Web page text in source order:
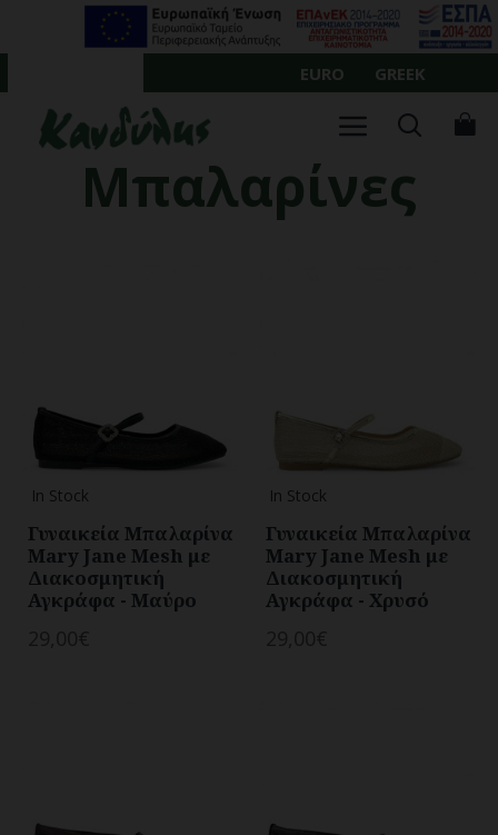
ιστότοπος
περιλαμβάνει
σύστημα
EURO GREEK
Μπαλαρίνες
In Stock
Γυναικεία Μπαλαρίνα
Mary Jane Mesh με
Διακοσμητική
Αγκράφα - Μαύρο
In Stock
Γυναικεία Μπαλαρίνα
Mary Jane Mesh με
Διακοσμητική
Αγκράφα - Χρυσό